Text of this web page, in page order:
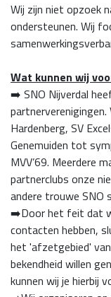
Wij zijn niet opzoek
ondersteunen. Wij
Wat kunnen wij
➡️ SNO Nijverdal
Hardenberg, SV
Genemuiden tot
MVV’69. Meerdere
partnerclubs onze
andere trouwe
➡️Door het feit dat
contacten hebben,
het 'afzetgebied'
bekendheid willen
kunnen wij je hierbij